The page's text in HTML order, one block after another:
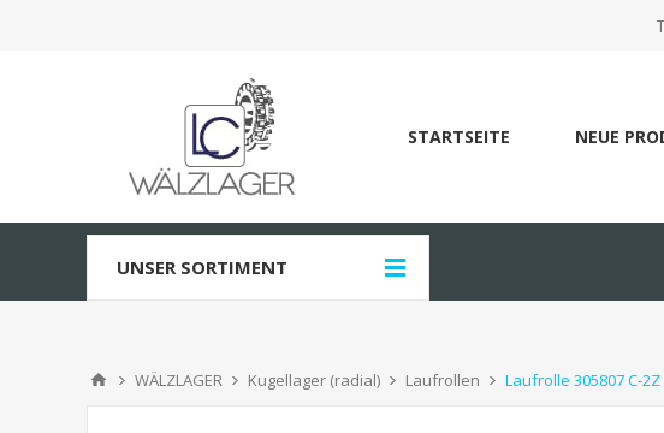
STARTSEITE NEUE
UNSER SORTIMENT
WÄLZLAGER Kugellager (radial) Laufrollen Laufrolle 305807 C-2Z